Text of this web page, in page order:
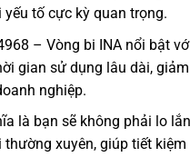
tố cực kỳ quan trọng.
– Vòng bi INA nổi bật
gian sử dụng lâu dài,
nghiệp.
là bạn sẽ không phải lo
thường xuyên, giúp tiết